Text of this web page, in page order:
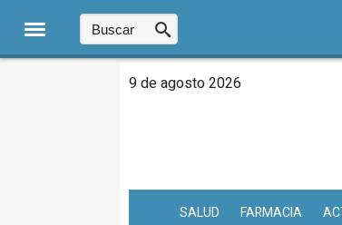
9 de agosto 2026
SALUD FARMACIA